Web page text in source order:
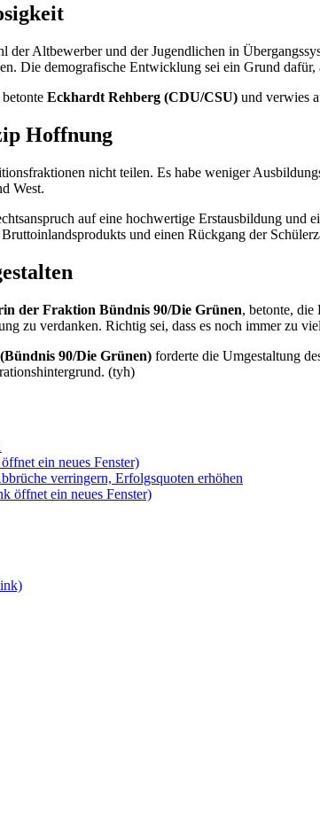
der Altbewerber und der Jugendlichen in
Die demografische Entwicklung sei ein Grund dafür,
Eckhardt Rehberg (CDU/CSU) und verwies
Hoffnung
nicht teilen. Es habe weniger
West.
auf eine hochwertige Erstausbildung und
und einen Rückgang der
der Fraktion Bündnis 90/Die Grünen, betonte, die
zu verdanken. Richtig sei, dass es noch immer zu
90/Die Grünen) forderte die Umgestaltung
(tyh)
ein neues Fenster)
verringern, Erfolgsquoten erhöhen
öffnet ein neues Fenster)